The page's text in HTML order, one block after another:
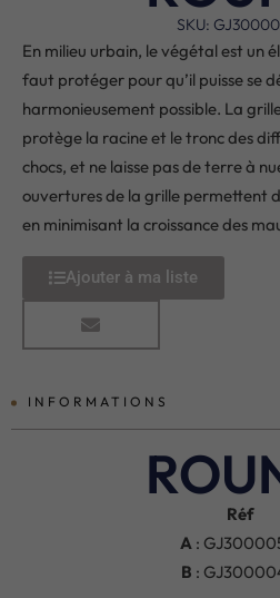
SKU:
En milieu urbain, le végétal est un
faut protéger pour qu’il puisse se
harmonieusement possible. La
protège la racine et le tronc des
chocs, et ne laisse pas de terre à
ouvertures de la grille permettent
en minimisant la croissance des
Ajouter à ma liste
INFORMATIONS
Réf
A :
B :